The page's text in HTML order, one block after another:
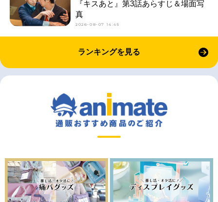
『キスあと』第3話あらすじ＆場面写
真
2026-08-07 14:45
ランキングを見る